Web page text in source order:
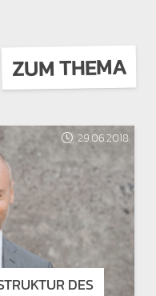
ZUM THEMA
29.06.2018
DES